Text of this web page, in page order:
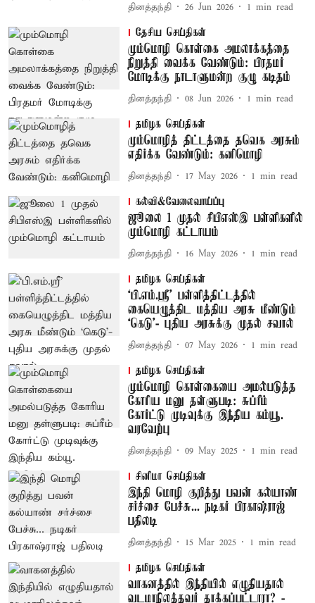
தினத்தந்தி 26 Jun 2026 1 min read
தேசிய செய்திகள்
மும்மொழி கொள்கை அமலாக்கத்தை
நிறுத்தி வைக்க வேண்டும்: பிரதமர்
மோடிக்கு நாடாளுமன்ற குழு கடிதம்
தினத்தந்தி 08 Jun 2026 1 min read
தமிழக செய்திகள்
மும்மொழித் திட்டத்தை தவெக அரசும்
எதிர்க்க வேண்டும்: கனிமொழி
தினத்தந்தி 17 May 2026 1 min read
கல்வி&வேலைவாய்ப்பு
ஜூலை 1 முதல் சிபிஎஸ்இ பள்ளிகளில்
மும்மொழி கட்டாயம்
தினத்தந்தி 16 May 2026 1 min read
தமிழக செய்திகள்
‘பி.எம்.ஸ்ரீ' பள்ளித்திட்டத்தில்
கையெழுத்திட மத்திய அரசு மீண்டும்
‘கெடு’- புதிய அரசுக்கு முதல் சவால்
தினத்தந்தி 07 May 2026 1 min read
தமிழக செய்திகள்
மும்மொழி கொள்கையை அமல்படுத்த
கோரிய மனு தள்ளுபடி: சுப்ரீம்
கோர்ட்டு முடிவுக்கு இந்திய கம்யூ.
வரவேற்பு
தினத்தந்தி 09 May 2025 1 min read
சினிமா செய்திகள்
இந்தி மொழி குறித்து பவன் கல்யாண்
சர்ச்சை பேச்சு... நடிகர் பிரகாஷ்ராஜ்
பதிலடி
தினத்தந்தி 15 Mar 2025 1 min read
தமிழக செய்திகள்
வாகனத்தில் இந்தியில் எழுதியதால்
வடமாநிலத்தவர் தாக்கப்பட்டாரா? -